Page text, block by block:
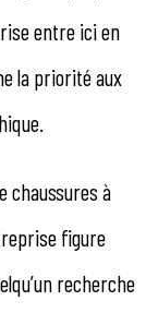
entre ici en
la priorité aux
chaussures à
figure
recherche